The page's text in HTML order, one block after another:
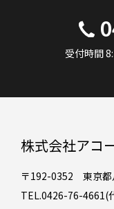
受付時間
株式会社アコ
〒192-0352 東京都
TEL.0426-76-